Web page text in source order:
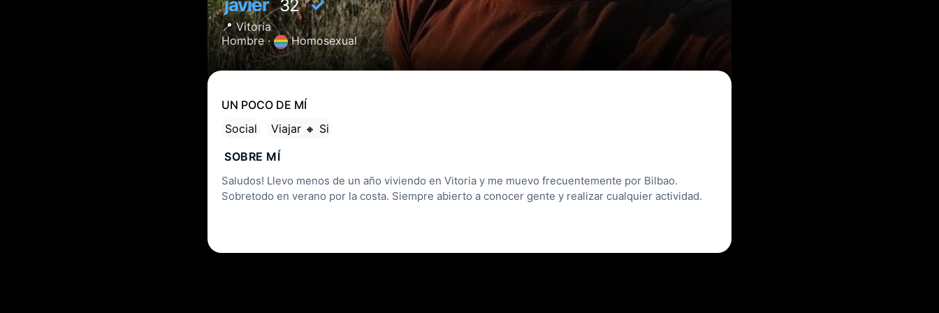
javier32✓
📍Vitoria
Hombre ·
Homosexual
UN POCO DE MÍ
Social
Viajar 🔸 Si
SOBRE MÍ
Saludos! Llevo menos de un año viviendo en Vitoria y me muevo frecuentemente por Bilbao.
Sobretodo en verano por la costa. Siempre abierto a conocer gente y realizar cualquier actividad.